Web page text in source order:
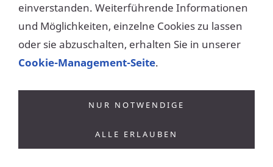
Diese Seite möchte ich weiterempfehlen >>>
Impressum
einverstanden. Weiterführende Informationen
und Möglichkeiten, einzelne Cookies zu lassen
oder sie abzuschalten, erhalten Sie in unserer
Cookie-Management-Seite.
NUR NOTWENDIGE
ALLE ERLAUBEN